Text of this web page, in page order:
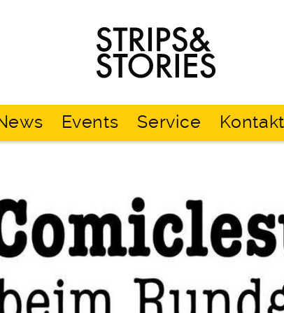
Strips
&
Stories
Events Service Kontakt